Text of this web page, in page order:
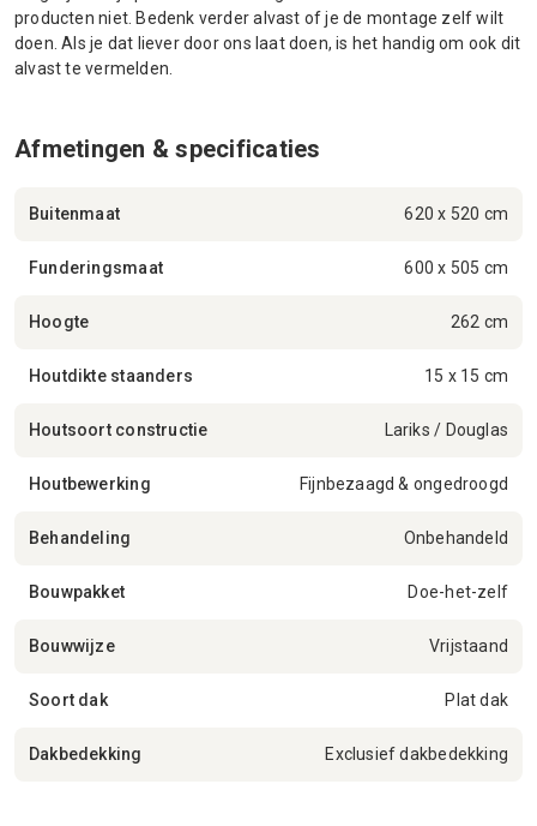
producten niet. Bedenk verder alvast of je de montage zelf wilt
doen. Als je dat liever door ons laat doen, is het handig om ook dit
alvast te vermelden.
Afmetingen & specificaties
Buitenmaat 620 x 520 cm
Funderingsmaat 600 x 505 cm
Hoogte 262 cm
Houtdikte staanders 15 x 15 cm
Houtsoort constructie Lariks / Douglas
Houtbewerking Fijnbezaagd & ongedroogd
Behandeling Onbehandeld
Bouwpakket Doe-het-zelf
Bouwwijze Vrijstaand
Soort dak Plat dak
Dakbedekking Exclusief dakbedekking